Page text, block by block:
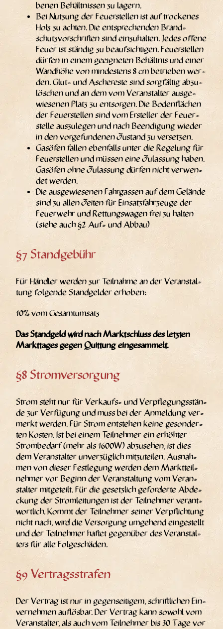
be­nen Behält­nis­sen zu lagern.
Bei Nut­zung der Feu­er­stel­len ist auf tro­cke­nes
Holz zu ach­ten. Die ent­spre­chen­den Brand­
schutz­vor­schrif­ten sind ein­zu­hal­ten. Jedes offe­ne
Feuer ist stän­dig zu beauf­sich­ti­gen. Feu­er­stel­len
dür­fen in einem geeig­ne­ten Behält­nis und einer
Wand­hö­he von min­des­tens 8 cm betrie­ben wer­
den. Glut- und Asche­res­te sind sorg­fäl­tig abzu­
lö­schen und an dem vom Ver­an­stal­ter aus­ge­
wie­se­nen Platz zu ent­sor­gen. Die Boden­flä­chen
der Feu­er­stel­len sind vom Erstel­ler der Feu­er­
stel­le aus­zu­le­gen und nach Been­di­gung wie­der
in den vor­ge­fun­de­nen Zustand zu versetzen.
Gas­öfen fal­len eben­falls unter die Rege­lung für
Feu­er­stel­len und müs­sen eine Zulas­sung haben.
Gas­öfen ohne Zulas­sung dür­fen nicht ver­wen­
det werden.
Die aus­ge­wie­se­nen Fahr­gas­sen auf dem Gelän­de
sind zu allen Zei­ten für Ein­satz­fahr­zeu­ge der
Feu­er­wehr und Ret­tungs­wa­gen frei zu hal­ten
(sie­he auch §2 Auf- und Abbau)
§7 Standgebühr
Für Händ­ler wer­den zur Teil­nah­me an der Ver­an­stal­
tung fol­gen­de Stand­gel­der erhoben:
10% vom Gesamtumsatz
Das Stand­geld wird nach Markt­schluss des letz­ten
Markt­ta­ges gegen Quit­tung eingesammelt.
§8 Stromversorgung
Strom steht nur für Ver­kaufs- und Ver­pfle­gungs­stän­
de zur Ver­fü­gung und muss bei der Anmel­dung ver­
merkt wer­den. Für Strom ent­ste­hen kei­ne geson­der­
ten Kos­ten. Ist bei einem Teil­neh­mer ein erhöh­ter
Strom­be­darf (mehr als 1600W) abzu­se­hen, ist dies
dem Ver­an­stal­ter unver­züg­lich mit­zu­tei­len. Aus­nah­
men von die­ser Fest­le­gung wer­den dem Markt­teil­
neh­mer vor Beginn der Ver­an­stal­tung vom Ver­an­
stal­ter mit­ge­teilt. Für die gesetz­lich gefor­der­te Abde­
ckung der Strom­lei­tun­gen ist der Teil­neh­mer ver­ant­
wort­lich. Kommt der Teil­neh­mer sei­ner Ver­pflich­tung
nicht nach, wird die Ver­sor­gung umge­hend ein­ge­stellt
und der Teil­neh­mer haf­tet gegen­über des Ver­an­stal­
ters für alle Folgeschäden.
§9 Vertragsstrafen
Der Ver­trag ist nur in gegen­sei­ti­gem, schrift­li­chen Ein­
ver­neh­men auf­lös­bar. Der Ver­trag kann sowohl vom
Ver­an­stal­ter, als auch vom Teil­neh­mer bis 30 Tage vor